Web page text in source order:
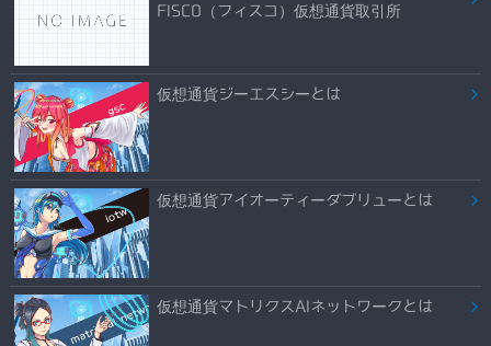
FISCO（フィスコ）仮想通貨取引所
仮想通貨ジーエスシーとは
仮想通貨アイオーティーダブリューとは
仮想通貨マトリクスAIネットワークとは